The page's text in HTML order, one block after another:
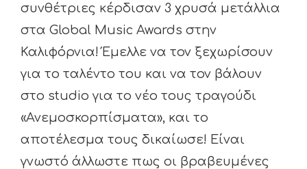
συνθέτριες κέρδισαν 3 χρυσά μετάλλια
στα Global Music Awards στην
Καλιφόρνια! Έμελλε να τον ξεχωρίσουν
για το ταλέντο του και να τον βάλουν
στο studio για το νέο τους τραγούδι
«Ανεμοσκορπίσματα», και το
αποτέλεσμα τους δικαίωσε! Είναι
γνωστό άλλωστε πως οι βραβευμένες